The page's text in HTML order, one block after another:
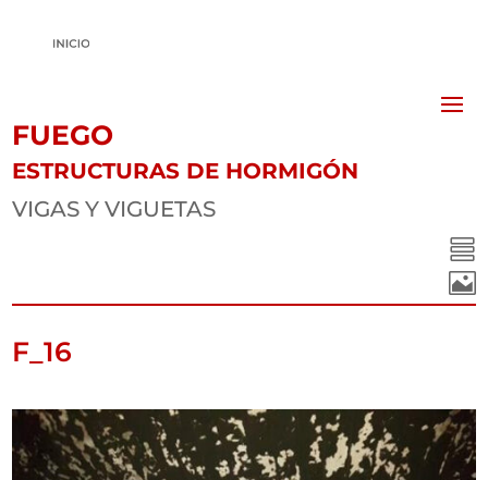
FUEGO
ESTRUCTURAS DE HORMIGÓN
VIGAS Y VIGUETAS


F_16